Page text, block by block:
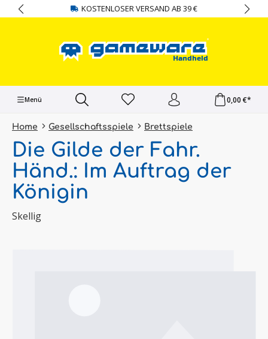
springen KOSTENLOSER VERSAND AB 39 €
Menü 0,00 €*
Home Gesellschaftsspiele Brettspiele
Die Gilde der Fahr.
Händ.: Im Auftrag der
Königin
Skellig